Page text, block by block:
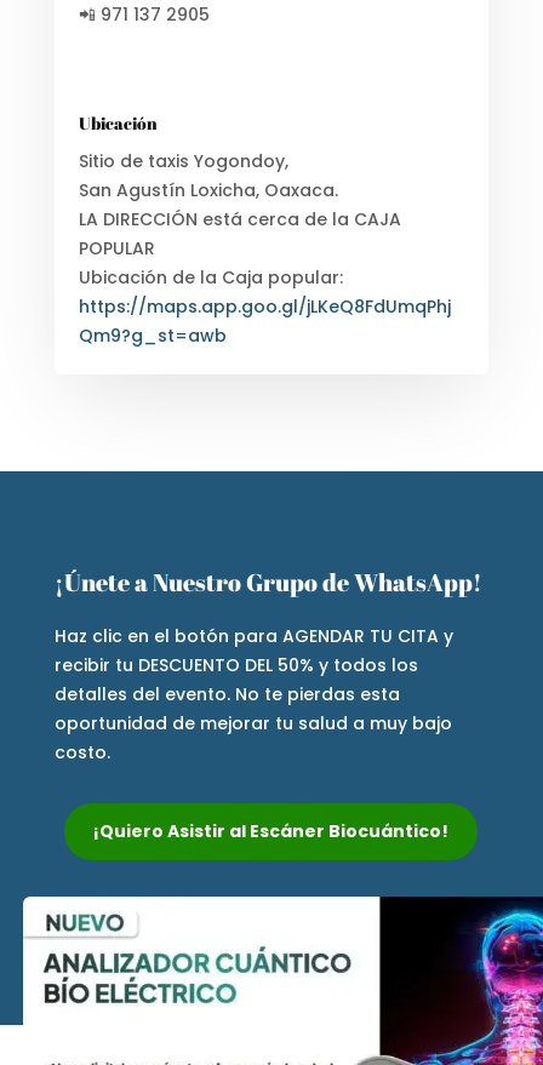
📲 971 137 2905
Ubicación
Sitio de taxis Yogondoy,
San Agustín Loxicha, Oaxaca.
LA DIRECCIÓN está cerca de la CAJA
POPULAR
Ubicación de la Caja popular:
https://maps.app.goo.gl/jLKeQ8FdUmqPhj
Qm9?g_st=awb
¡Únete a Nuestro Grupo de WhatsApp!
Haz clic en el botón para AGENDAR TU CITA y
recibir tu DESCUENTO DEL 50% y todos los
detalles del evento. No te pierdas esta
oportunidad de mejorar tu salud a muy bajo
costo.
¡Quiero Asistir al Escáner Biocuántico!